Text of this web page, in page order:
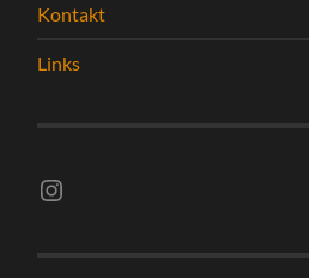
Kontakt
Links
Instagram vsghelmstadt.volleyball